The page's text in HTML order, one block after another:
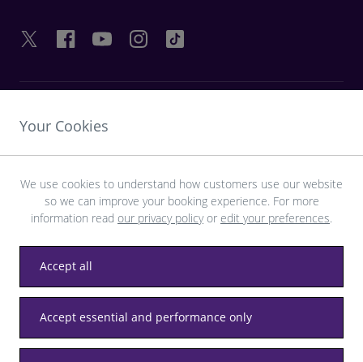
Télécharger l’application LHR
Confidentialité Conditions générales Accessibilité
Règlement de Heathrow
Your Cookies
We use cookies to understand how customers use our website
so we can improve your booking experience. For more
information read our privacy policyor edit your preferences.
Accept all
Accept essential and performance only